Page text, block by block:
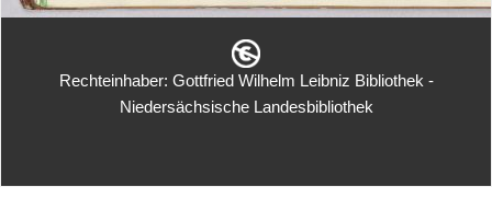
Rechteinhaber: Gottfried Wilhelm Leibniz Bibliothek -
Niedersächsische Landesbibliothek